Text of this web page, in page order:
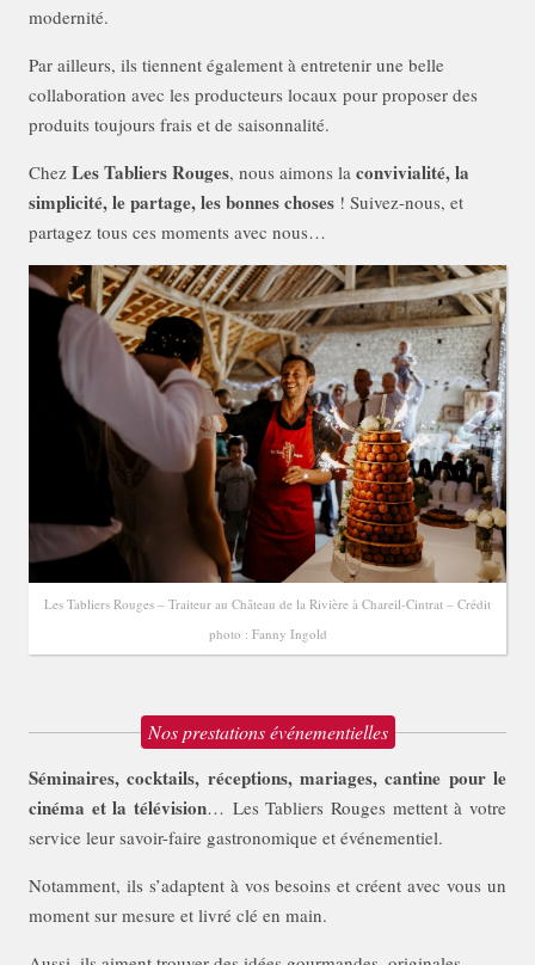
modernité.
Par ailleurs, ils tiennent également à entretenir une belle
collaboration avec les producteurs locaux pour proposer des
produits toujours frais et de saisonnalité.
Chez Les Tabliers Rouges, nous aimons la convivialité, la
simplicité, le partage, les bonnes choses ! Suivez-nous, et
partagez tous ces moments avec nous…
Les Tabliers Rouges – Traiteur au Château de la Rivière à Chareil-Cintrat – Crédit
photo : Fanny Ingold
Nos prestations événementielles
Séminaires, cocktails, réceptions, mariages, cantine pour le
cinéma et la télévision… Les Tabliers Rouges mettent à votre
service leur savoir-faire gastronomique et événementiel.
Notamment, ils s’adaptent à vos besoins et créent avec vous un
moment sur mesure et livré clé en main.